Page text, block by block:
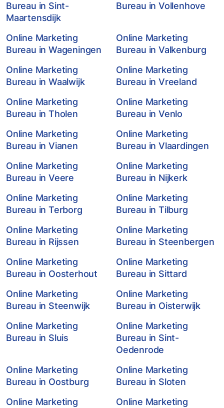
Bureau in Sint-
Maartensdijk
Bureau in Vollenhove
Online Marketing
Bureau in Wageningen
Online Marketing
Bureau in Valkenburg
Online Marketing
Bureau in Waalwijk
Online Marketing
Bureau in Vreeland
Online Marketing
Bureau in Tholen
Online Marketing
Bureau in Venlo
Online Marketing
Bureau in Vianen
Online Marketing
Bureau in Vlaardingen
Online Marketing
Bureau in Veere
Online Marketing
Bureau in Nijkerk
Online Marketing
Bureau in Terborg
Online Marketing
Bureau in Tilburg
Online Marketing
Bureau in Rijssen
Online Marketing
Bureau in Steenbergen
Online Marketing
Bureau in Oosterhout
Online Marketing
Bureau in Sittard
Online Marketing
Bureau in Steenwijk
Online Marketing
Bureau in Oisterwijk
Online Marketing
Bureau in Sluis
Online Marketing
Bureau in Sint-
Oedenrode
Online Marketing
Bureau in Oostburg
Online Marketing
Bureau in Sloten
Online Marketing
Online Marketing